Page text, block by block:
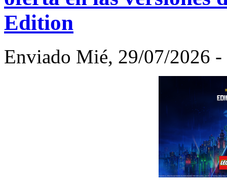
Edition
Enviado Mié, 29/07/2026